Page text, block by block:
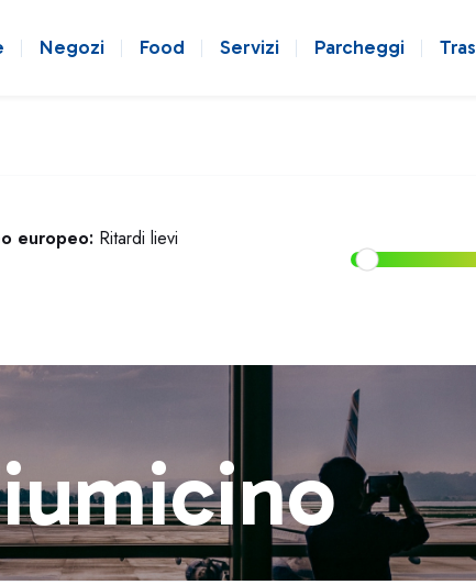
Negozi Food Servizi Parcheggi
europeo: Ritardi lievi